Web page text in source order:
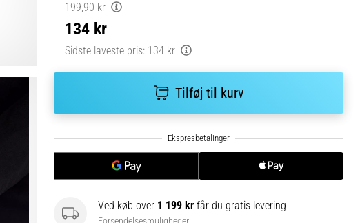
199,90 kr
134 kr
Sidste laveste pris: 134 kr
Tilføj til kurv
Ved køb over 1 199 kr får du gratis levering